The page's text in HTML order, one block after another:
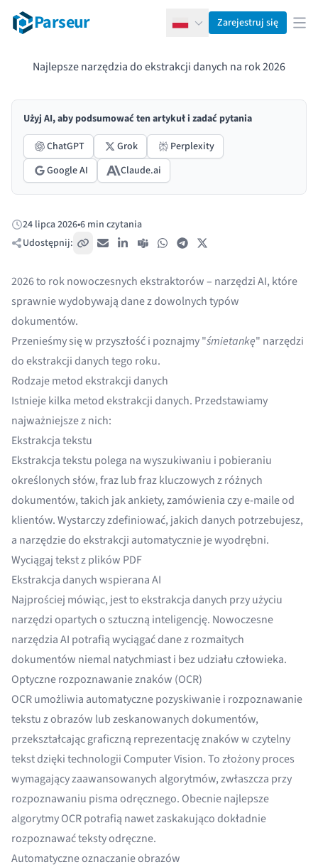
Parseur PolskiZarejestruj się
Najlepsze narzędzia do ekstrakcji danych na rok 2026
Użyj AI, aby podsumować ten artykuł i zadać pytania
ChatGPT
Grok
Perplexity
Google AI
Claude.ai
Opublikowano:
24 lipca 2026•6 min czytania
Udostępnij:
Skopiuj link
E-mail LinkedIn
Teams WhatsAppTelegram
2026 to rok nowoczesnych ekstraktorów – narzędzi AI, które
sprawnie wydobywają dane z dowolnych typów
dokumentów.
Przenieśmy się w przyszłość i poznajmy "śmietankę" narzędzi
do ekstrakcji danych tego roku.
Rodzaje metod ekstrakcji danych
Istnieje kilka metod ekstrakcji danych. Przedstawiamy
najważniejsze z nich:
Ekstrakcja tekstu
Ekstrakcja tekstu polega na wyszukiwaniu i pobieraniu
określonych słów, fraz lub fraz kluczowych z różnych
dokumentów, takich jak ankiety, zamówienia czy e-maile od
klientów. Wystarczy zdefiniować, jakich danych potrzebujesz,
a narzędzie do ekstrakcji automatycznie je wyodrębni.
Wyciągaj tekst z plików PDF
Ekstrakcja danych wspierana AI
Najprościej mówiąc, jest to ekstrakcja danych przy użyciu
narzędzi opartych o sztuczną inteligencję. Nowoczesne
narzędzia AI potrafią wyciągać dane z rozmaitych
dokumentów niemal natychmiast i bez udziału człowieka.
Optyczne rozpoznawanie znaków (OCR)
OCRumożliwia automatyczne pozyskiwanie i rozpoznawanie
tekstu z obrazów lub zeskanowanych dokumentów,
przekształcając graficzną reprezentację znaków w czytelny
tekst dzięki technologii Computer Vision. To złożony proces
wymagający zaawansowanych algorytmów, zwłaszcza przy
rozpoznawaniu pisma odręcznego. Obecnienajlepsze
algorytmy OCRpotrafią nawet zaskakująco dokładnie
rozpoznawać teksty odręczne.
Automatyczne oznaczanie obrazów